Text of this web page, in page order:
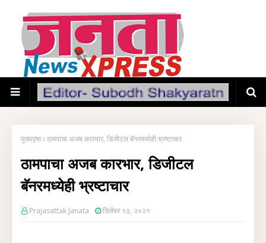
मुख्यपृष्ठ ठामपाचा अजब कारभार, डिजीटल बॅनरमध्येही भ्रष्टाचार
ठामपाचा अजब कारभार, डिजीटल
बॅनरमध्येही भ्रष्टाचार
Prajasattak Janata डिसेंबर १३, २०२१